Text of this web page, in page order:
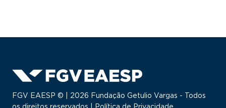
FGV EAESP © | 2026 Fundação Getulio Vargas - Todos